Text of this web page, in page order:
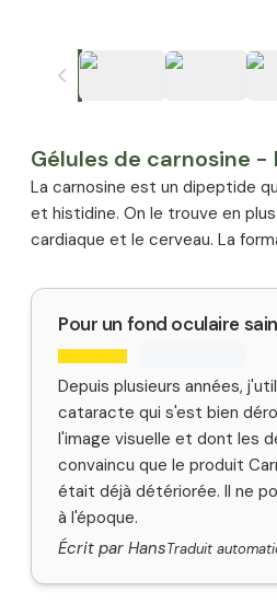
Gélules de carnosine
La carnosine est un dipeptide
et histidine. On le trouve en
cardiaque et le cerveau. La
Pour un fond oculaire sain
Depuis plusieurs années,
cataracte qui s'est bien
l'image visuelle et dont les
convaincu que le produit
était déjà détériorée. Il ne
à l'époque.
Écrit par HansTraduit